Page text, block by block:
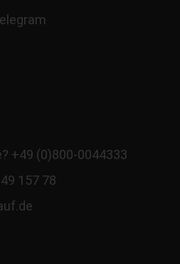
+49 (0)800-0044333
157 78